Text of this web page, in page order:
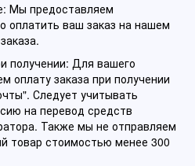
Мы предоставляем
оплатить ваш заказ на нашем
получении: Для вашего
оплату заказа при получении
Следует учитывать
на перевод средств
Также мы не отправляем
товар стоимостью менее 300